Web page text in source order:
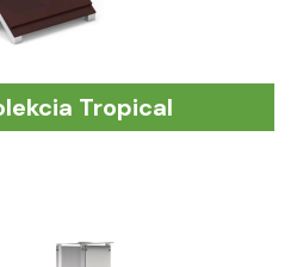
Tropical